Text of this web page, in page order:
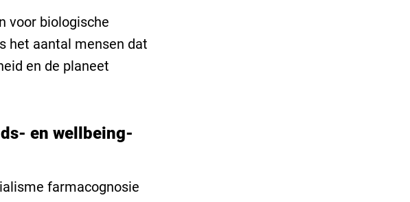
voor biologische
het aantal mensen dat
en de planeet
en wellbeing-
farmacognosie